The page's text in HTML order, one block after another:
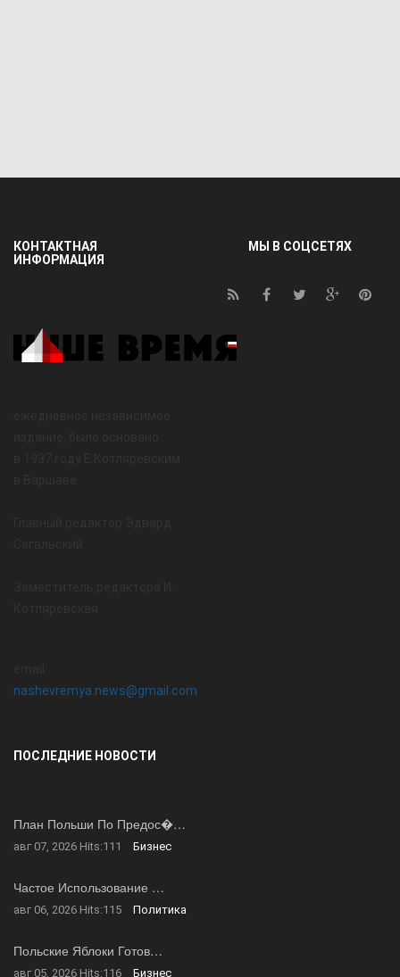
КОНТАКТНАЯ
ИНФОРМАЦИЯ
nashevremya.news@gmail.com
МЫ В СОЦСЕТЯХ
ПОСЛЕДНИЕ НОВОСТИ
План Польши По Предос�…
авг 07, 2026 Hits:111 Бизнес
Частое Использование …
авг 06, 2026 Hits:115 Политика
Польские Яблоки Готов…
авг 05, 2026 Hits:116 Бизнес